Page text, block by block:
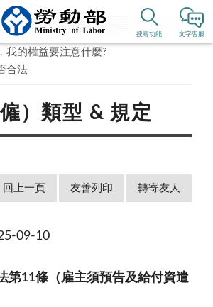
文字客服
搜尋功能
區
勞動關係
我的權益要注意什麼?
合法
）類型 & 規定
回上一頁 友善列印 轉寄友人
09-10
第11條（雇主須預告及給付資遣